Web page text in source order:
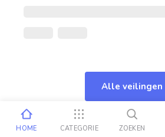
Alle veilingen
HOME CATEGORIE ZOEKEN